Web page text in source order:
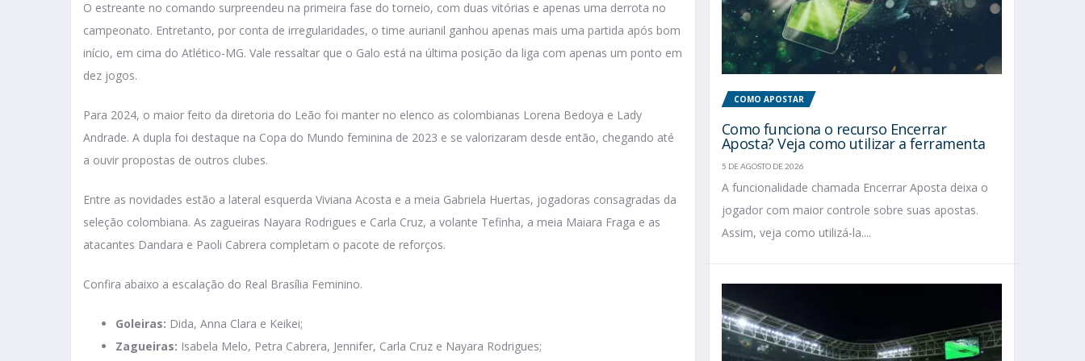
O estreante no comando surpreendeu na primeira fase do torneio, com duas vitórias e apenas uma derrota no
campeonato. Entretanto, por conta de irregularidades, o time aurianil ganhou apenas mais uma partida após bom
início, em cima do Atlético-MG. Vale ressaltar que o Galo está na última posição da liga com apenas um ponto em
dez jogos.
Para 2024, o maior feito da diretoria do Leão foi manter no elenco as colombianas Lorena Bedoya e Lady
Andrade. A dupla foi destaque na Copa do Mundo feminina de 2023 e se valorizaram desde então, chegando até
a ouvir propostas de outros clubes.
Entre as novidades estão a lateral esquerda Viviana Acosta e a meia Gabriela Huertas, jogadoras consagradas da
seleção colombiana. As zagueiras Nayara Rodrigues e Carla Cruz, a volante Tefinha, a meia Maiara Fraga e as
atacantes Dandara e Paoli Cabrera completam o pacote de reforços.
Confira abaixo a escalação do Real Brasília Feminino.
Goleiras: Dida, Anna Clara e Keikei;
Zagueiras: Isabela Melo, Petra Cabrera, Jennifer, Carla Cruz e Nayara Rodrigues;
COMO APOSTAR
Como funciona o recurso Encerrar
Aposta? Veja como utilizar a ferramenta
5 DE AGOSTO DE 2026
A funcionalidade chamada Encerrar Aposta deixa o
jogador com maior controle sobre suas apostas.
Assim, veja como utilizá-la....